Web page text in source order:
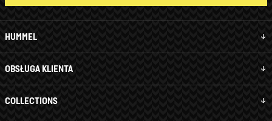
HUMMEL
OBSŁUGA KLIENTA
COLLECTIONS